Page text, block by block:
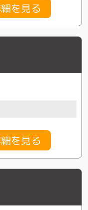
を見る
を見る